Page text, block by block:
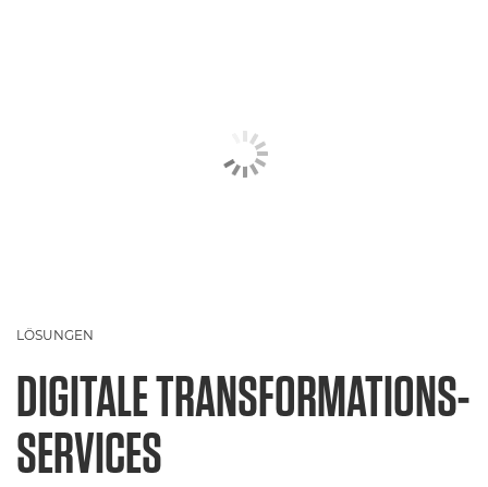
LÖSUNGEN
DIGITALE TRANSFORMATIONS-
SERVICES